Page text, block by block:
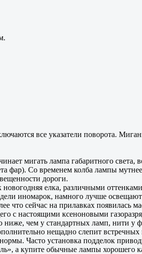
все указатели поворота.
мигать лампа габаритного света,
фар). Со временем колба лампы
дороги.
елка, различными
иномарок, намного лучше освещают
что сейчас на прилавках появилась
с настоящими ксеноновыми
ниже, чем у стандартных ламп, нити
нещадно слепит
Часто установка подделок
а купите обычные лампы хорошего